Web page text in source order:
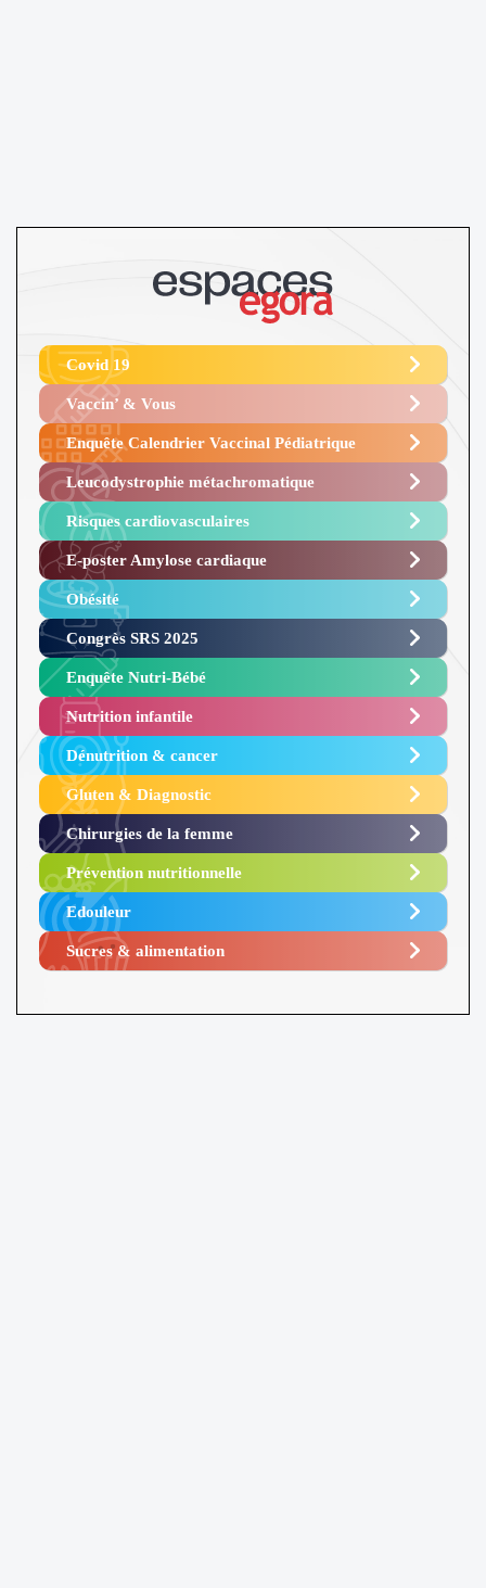
Covid 19
Vaccin’ & Vous
Enquête Calendrier Vaccinal Pédiatrique
Leucodystrophie métachromatique
Risques cardiovasculaires
E-poster Amylose cardiaque ​
Obésité ​
Congrès SRS 2025 ​
Enquête Nutri-Bébé ​
Nutrition infantile
Dénutrition & cancer
Gluten & Diagnostic
Chirurgies de la femme
Prévention nutritionnelle
Edouleur​
Sucres & alimentation​